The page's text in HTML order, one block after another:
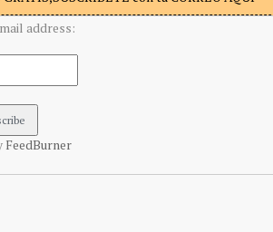
address:
FeedBurner